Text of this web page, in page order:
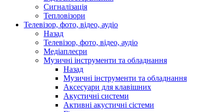
Сигналізація
Тепловізори
Телевізор, фото, відео, аудіо
Назад
Телевізор, фото, відео, аудіо
Медіаплеєри
Музичні інструменти та обладнання
Назад
Музичні інструменти та обладнання
Аксесуари для клавішних
Акустичні системи
Активні акустичні сістеми